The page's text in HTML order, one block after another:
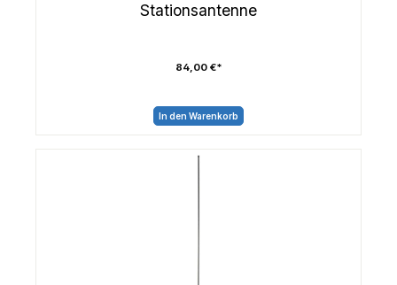
Stationsantenne
84,00 €*
In den Warenkorb